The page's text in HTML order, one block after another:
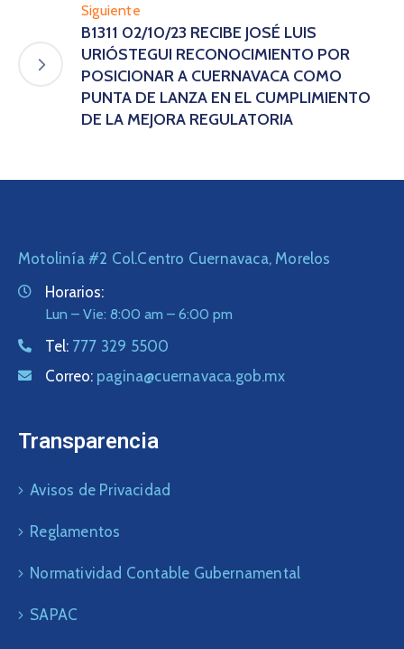
Siguiente
B1311 02/10/23 RECIBE JOSÉ LUIS
URIÓSTEGUI RECONOCIMIENTO POR
POSICIONAR A CUERNAVACA COMO
PUNTA DE LANZA EN EL CUMPLIMIENTO
DE LA MEJORA REGULATORIA
Motolinía #2 Col.Centro Cuernavaca, Morelos
Horarios:
Lun – Vie: 8:00 am – 6:00 pm
Tel: 777 329 5500
Correo: pagina@cuernavaca.gob.mx
Transparencia
Avisos de Privacidad
Reglamentos
Normatividad Contable Gubernamental
SAPAC